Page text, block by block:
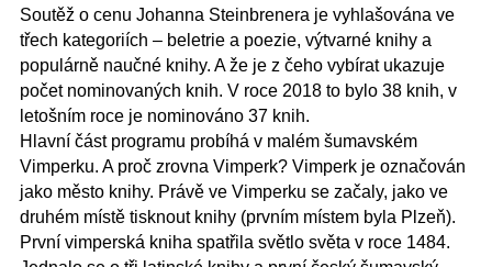
Soutěž o cenu Johanna Steinbrenera je vyhlašována ve
třech kategoriích – beletrie a poezie, výtvarné knihy a
populárně naučné knihy. A že je z čeho vybírat ukazuje
počet nominovaných knih. V roce 2018 to bylo 38 knih, v
letošním roce je nominováno 37 knih.
Hlavní část programu probíhá v malém šumavském
Vimperku. A proč zrovna Vimperk? Vimperk je označován
jako město knihy. Právě ve Vimperku se začaly, jako ve
druhém místě tisknout knihy (prvním místem byla Plzeň).
První vimperská kniha spatřila světlo světa v roce 1484.